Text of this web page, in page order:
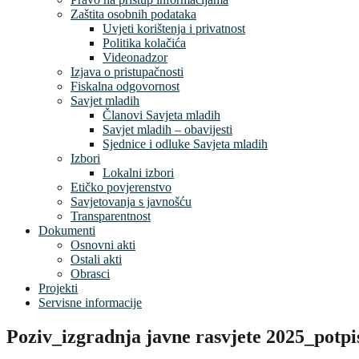
Zaštita osobnih podataka
Uvjeti korištenja i privatnost
Politika kolačića
Videonadzor
Izjava o pristupačnosti
Fiskalna odgovornost
Savjet mladih
Članovi Savjeta mladih
Savjet mladih – obavijesti
Sjednice i odluke Savjeta mladih
Izbori
Lokalni izbori
Etičko povjerenstvo
Savjetovanja s javnošću
Transparentnost
Dokumenti
Osnovni akti
Ostali akti
Obrasci
Projekti
Servisne informacije
Poziv_izgradnja javne rasvjete